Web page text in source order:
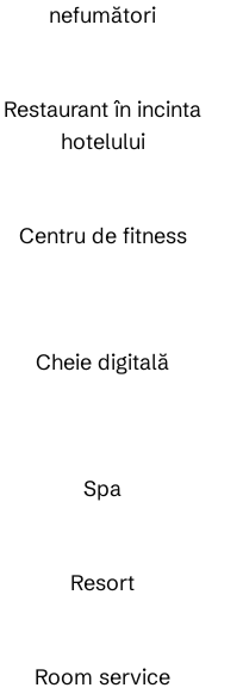
nefumători
Restaurant în incinta
hotelului
Centru de fitness
Cheie digitală
Spa
Resort
Room service